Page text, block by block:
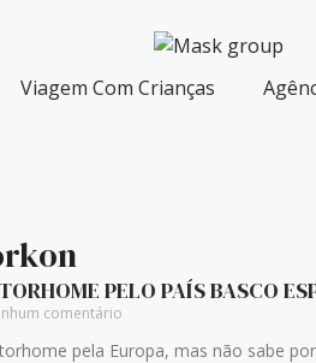
Viagem Com Crianças
PELO PAÍS BASCO
comentário
pela Europa, mas não sabe